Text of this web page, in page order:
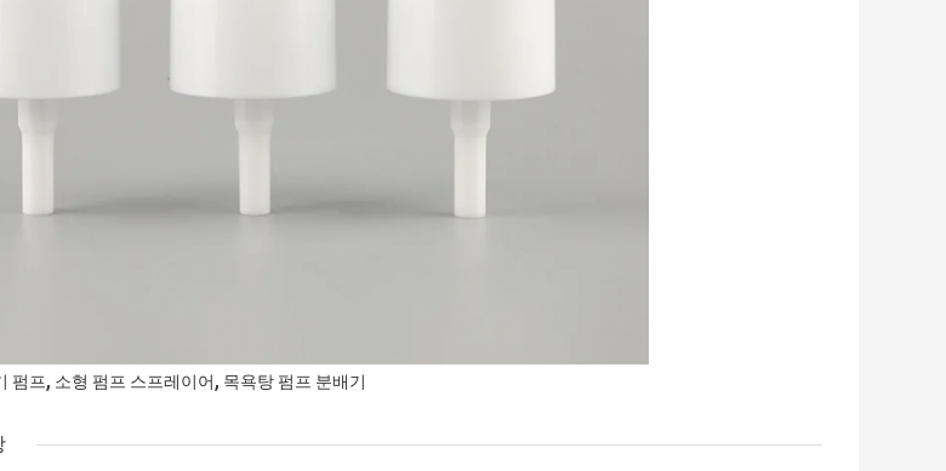
펌프, 소형 펌프 스프레이어, 목욕탕 펌프 분배기